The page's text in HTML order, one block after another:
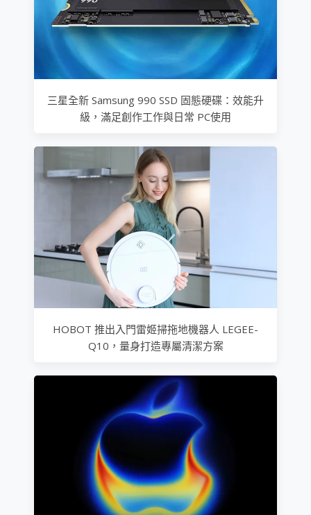
三星全新 Samsung 990 SSD 固態硬碟：效能升
級，滿足創作工作與日常 PC使用
HOBOT 推出入門雷姬掃拖地機器人 LEGEE-
Q10，量身打造專屬清潔方案